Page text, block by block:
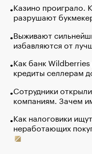
Казино проиграло.
разрушают
Выживают
избавляются от
Как банк
кредиты селлерам
Сотрудники
компаниям. Зачем
Как налоговики
неработающих